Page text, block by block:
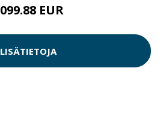
EUR
LISÄTIETOJA